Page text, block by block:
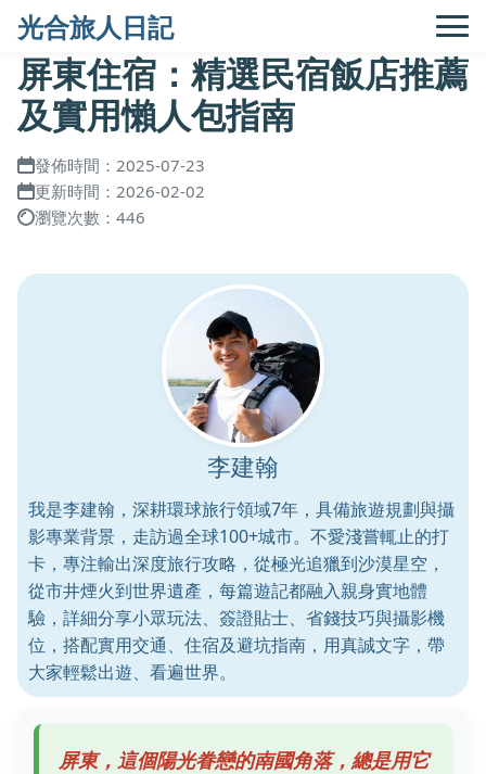
光合旅人日記
屏東住宿：精選民宿飯店推薦
及實用懶人包指南
發佈時間：2025-07-23
更新時間：2026-02-02
瀏覽次數：446
李建翰
我是李建翰，深耕環球旅行領域7年，具備旅遊規劃與攝
影專業背景，走訪過全球100+城市。不愛淺嘗輒止的打
卡，專注輸出深度旅行攻略，從極光追獵到沙漠星空，
從市井煙火到世界遺產，每篇遊記都融入親身實地體
驗，詳細分享小眾玩法、簽證貼士、省錢技巧與攝影機
位，搭配實用交通、住宿及避坑指南，用真誠文字，帶
大家輕鬆出遊、看遍世界。
屏東，這個陽光眷戀的南國角落，總是用它